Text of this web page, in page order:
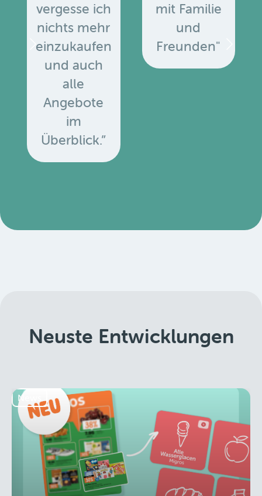
vergesse ich
nichts mehr
einzukaufen
und auch
alle
Angebote
im
Überblick.”
mit Familie
und
Freunden"
Neuste Entwicklungen
News